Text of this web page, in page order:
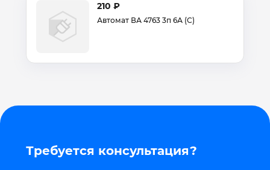
210 ₽
Автомат ВА 4763 3п 6А (С)
Требуется консультация?